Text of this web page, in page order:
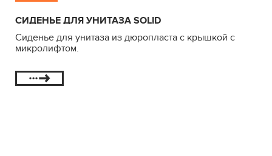
СИДЕНЬЕ ДЛЯ УНИТАЗА SOLID
Сиденье для унитаза из дюропласта с крышкой с
микролифтом.